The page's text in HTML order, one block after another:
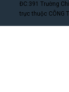
ĐC:391 Trường
trực thuộc CÔNG